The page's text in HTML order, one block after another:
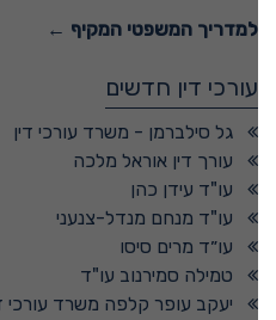
למדריך המשפטי המקיף ←
עורכי דין חדשים
גל סילברמן - משרד עורכי דין
עורך דין אוראל מלכה
עו"ד עידן כהן
עו"ד מנחם מנדל-צנעני
עו״ד מרים סיסו
טמילה סמירנוב עו"ד
יעקב עופר קלפה משרד עורכי דין